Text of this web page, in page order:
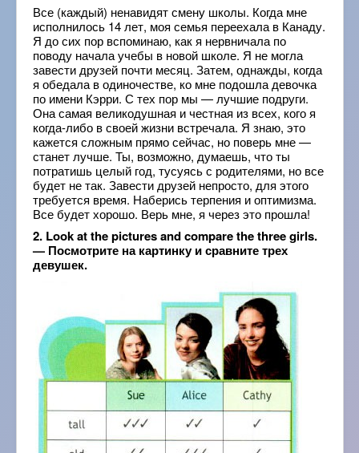
Все (каждый) ненавидят смену школы. Когда мне
исполнилось 14 лет, моя семья переехала в Канаду.
Я до сих пор вспоминаю, как я нервничала по
поводу начала учебы в новой школе. Я не могла
завести друзей почти месяц. Затем, однажды, когда
я обедала в одиночестве, ко мне подошла девочка
по имени Кэрри. С тех пор мы — лучшие подруги.
Она самая великодушная и честная из всех, кого я
когда-либо в своей жизни встречала. Я знаю, это
кажется сложным прямо сейчас, но поверь мне —
станет лучше. Ты, возможно, думаешь, что ты
потратишь целый год, тусуясь с родителями, но все
будет не так. Завести друзей непросто, для этого
требуется время. Наберись терпения и оптимизма.
Все будет хорошо. Верь мне, я через это прошла!
2. Look at the pictures and compare the three girls.
— Посмотрите на картинку и сравните трех
девушек.